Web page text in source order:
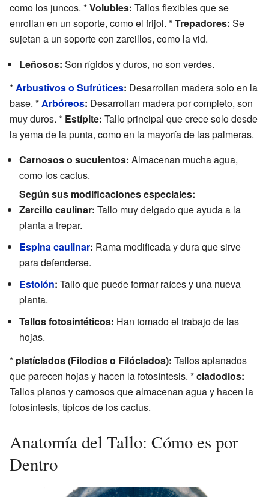
como los juncos. *Volubles: Tallos flexibles que se
enrollan en un soporte, como el frijol. *Trepadores: Se
sujetan a un soporte con zarcillos, como la vid.
Leñosos: Son rígidos y duros, no son verdes.
*Arbustivos o Sufrútices: Desarrollan madera solo en la
base. *Arbóreos: Desarrollan madera por completo, son
muy duros. * Estípite: Tallo principal que crece solo desde
la yema de la punta, como en la mayoría de las palmeras.
Carnosos o suculentos: Almacenan mucha agua,
como los cactus.
Según sus modificaciones especiales:
Zarcillo caulinar: Tallo muy delgado que ayuda a la
planta a trepar.
Espina caulinar: Rama modificada y dura que sirve
para defenderse.
Estolón: Tallo que puede formar raíces y una nueva
planta.
Tallos fotosintéticos: Han tomado el trabajo de las
hojas.
* platíclados (Filodios o Filóclados): Tallos aplanados
que parecen hojas y hacen la fotosíntesis. *cladodios:
Tallos planos y carnosos que almacenan agua y hacen la
fotosíntesis, típicos de los cactus.
Anatomía del Tallo: Cómo es por
Dentro